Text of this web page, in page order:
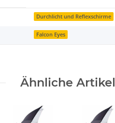
Durchlicht und Reflexschirme
Falcon Eyes
Ähnliche Artikel